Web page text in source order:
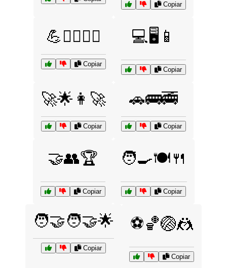
Copiar
💪🏃‍♂️🏃‍♀️
Copiar
💻🖥️📱
Copiar
🚀🌟👩‍🚀
Copiar
🚗🚌🚎
Copiar
🤝👥🏆
Copiar
🧑‍🍳🍽️🍴
Copiar
🧑‍🤝‍🧑🤝🌟
Copiar
⚽🏀🏐🤼
Copiar